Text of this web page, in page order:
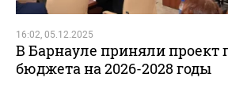
16:02, 05.12.2025
В Барнауле приняли проект
бюджета на 2026-2028 годы